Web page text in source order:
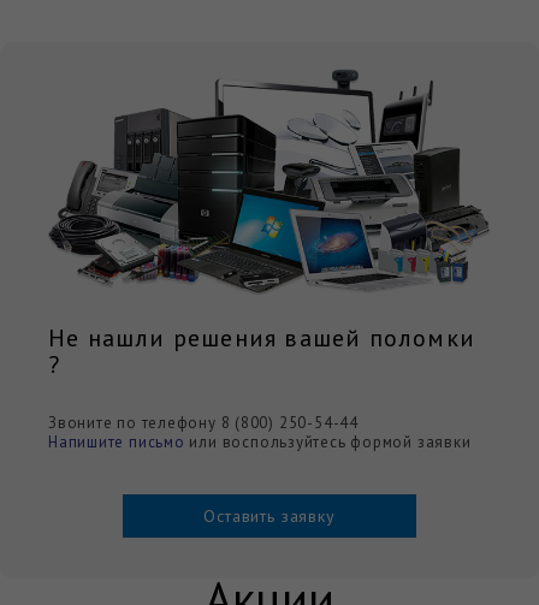
Не нашли решения вашей поломки
?
Звоните по телефону 8 (800) 250-54-44
Напишите письмо или воспользуйтесь формой заявки
Оставить заявку